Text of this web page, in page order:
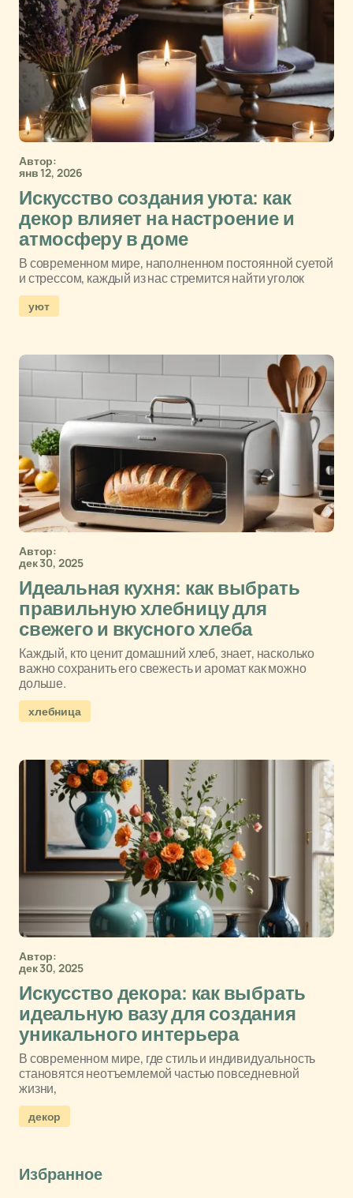
Автор:
янв 12, 2026
Искусство создания уюта: как
декор влияет на настроение и
атмосферу в доме
В современном мире, наполненном постоянной суетой
и стрессом, каждый из нас стремится найти уголок
уют
Автор:
дек 30, 2025
Идеальная кухня: как выбрать
правильную хлебницу для
свежего и вкусного хлеба
Каждый, кто ценит домашний хлеб, знает, насколько
важно сохранить его свежесть и аромат как можно
дольше.
хлебница
Автор:
дек 30, 2025
Искусство декора: как выбрать
идеальную вазу для создания
уникального интерьера
В современном мире, где стиль и индивидуальность
становятся неотъемлемой частью повседневной
жизни,
декор
Избранное